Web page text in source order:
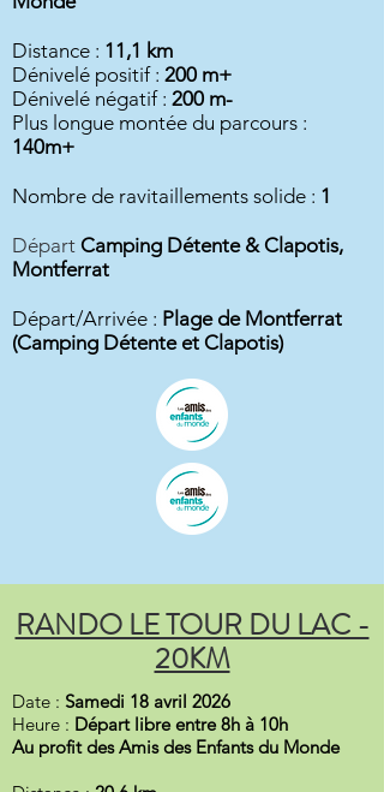
Distance : 11,1 km
Dénivelé positif : 200 m+
Dénivelé négatif : 200 m-
Plus longue montée du parcours :
140m+
Nombre de ravitaillements solide : 1
Départ Camping Détente & Clapotis,
Montferrat
Départ/Arrivée : Plage de Montferrat
(Camping Détente et Clapotis)
RANDO LE TOUR DU LAC -
20KM
Date : Samedi 18 avril 2026
Heure : Départ libre entre 8h à 10h
Au profit des Amis des Enfants du Monde​